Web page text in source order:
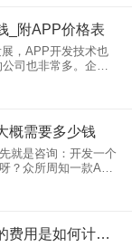
_附APP价格表
，APP开发技术也
司也非常多。企业
钱。今天至隆科技
，开发一个APP多
概需要多少钱
就是咨询：开发一个
？众所周知一款APP
开发的核心就是各项
是看app各项功能开
北京开发一个APP软件的费用是如何计算的_要多少钱_